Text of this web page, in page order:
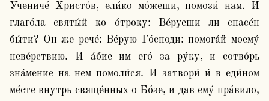
Учениче́ Христо́в, ели́ко мо́жеши, помози́ нам. И
глаго́ла святы́й ко о́троку: Ве́руеши ли спасе́н
бы́ти? Он же рече́: Ве́рую Го́споди: помога́й моему́
неве́рствию. И а́бие им его́ за ру́ку, и сотво́рь
зна́мение на нем помоли́ся. И затвори́ и́ в еди́ном
ме́сте внутрь свяще́нных о Бо́зе, и дав ему́ пра́вило,